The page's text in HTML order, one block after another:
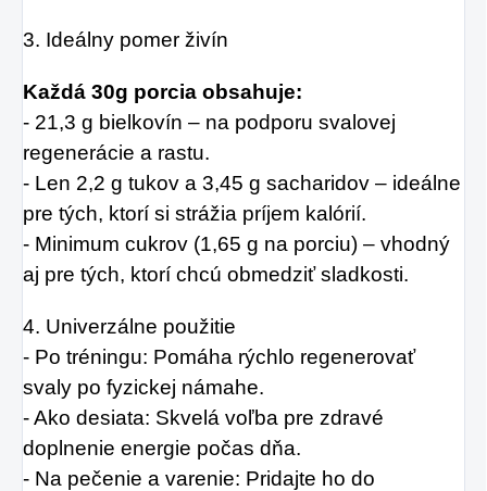
3. Ideálny pomer živín
Každá 30g porcia obsahuje:
- 21,3 g bielkovín – na podporu svalovej
regenerácie a rastu.
- Len 2,2 g tukov a 3,45 g sacharidov – ideálne
pre tých, ktorí si strážia príjem kalórií.
- Minimum cukrov (1,65 g na porciu) – vhodný
aj pre tých, ktorí chcú obmedziť sladkosti.
4. Univerzálne použitie
- Po tréningu: Pomáha rýchlo regenerovať
svaly po fyzickej námahe.
- Ako desiata: Skvelá voľba pre zdravé
doplnenie energie počas dňa.
- Na pečenie a varenie: Pridajte ho do